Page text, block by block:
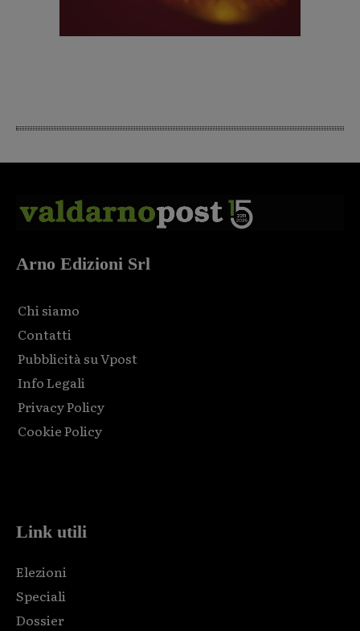
Arno Edizioni Srl
Chi siamo
Contatti
Pubblicità su Vpost
Info Legali
Privacy Policy
Cookie Policy
Link utili
Elezioni
Speciali
Dossier